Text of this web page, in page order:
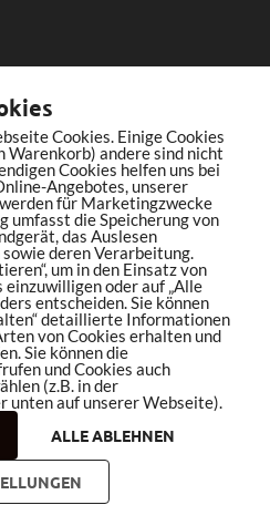
Cookies. Einige Cookies
Warenkorb) andere sind nicht
Cookies helfen uns bei
Angebotes, unserer
für Marketingzwecke
umfasst die Speicherung von
das Auslesen
deren Verarbeitung.
um in den Einsatz von
oder auf „Alle
entscheiden. Sie können
detaillierte Informationen
von Cookies erhalten und
Sie können die
und Cookies auch
(z.B. in der
unten auf unserer Webseite).
ALLE ABLEHNEN